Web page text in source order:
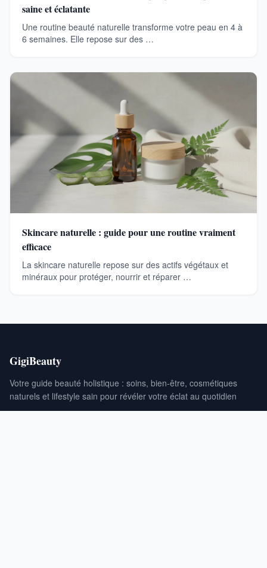
saine et éclatante
Une routine beauté naturelle transforme votre peau en 4 à
6 semaines. Elle repose sur des …
Skincare naturelle : guide pour une routine vraiment
efficace
La skincare naturelle repose sur des actifs végétaux et
minéraux pour protéger, nourrir et réparer …
GigiBeauty
Votre guide beauté holistique : soins, bien-être, cosmétiques
naturels et lifestyle sain pour révéler votre éclat au quotidien